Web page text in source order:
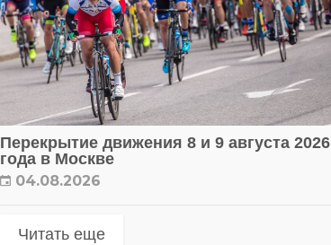
Перекрытие движения 8 и 9 августа 2026
года в Москве
04.08.2026
Читать еще